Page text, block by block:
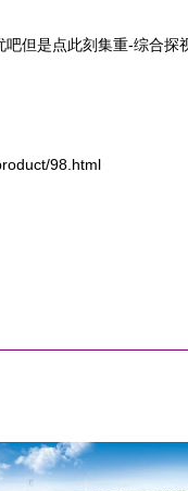
但是点此刻集重-综合
98.html